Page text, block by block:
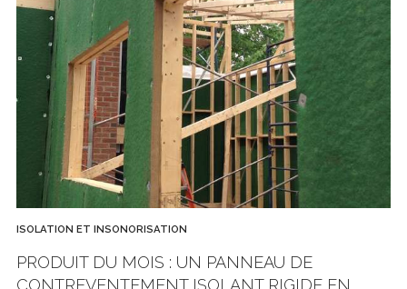
ISOLATION ET INSONORISATION
PRODUIT DU MOIS : UN PANNEAU DE
CONTREVENTEMENT ISOLANT RIGIDE EN